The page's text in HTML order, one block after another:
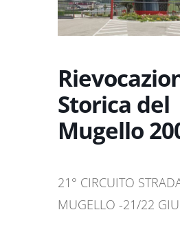
Storica del
Mugello
21° CIRCUITO
MUGELLO -21/22